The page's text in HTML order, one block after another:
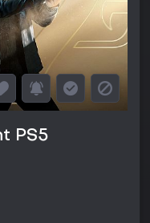
PS5